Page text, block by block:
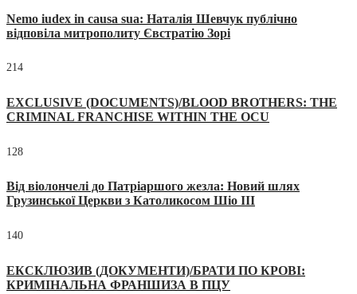
Nemo iudex in causa sua: Наталія Шевчук публічно
відповіла митрополиту Євстратію Зорі
214
EXCLUSIVE (DOCUMENTS)/BLOOD BROTHERS: THE
CRIMINAL FRANCHISE WITHIN THE OCU
128
Від віолончелі до Патріаршого жезла: Новий шлях
Грузинської Церкви з Католикосом Шіо III
140
ЕКСКЛЮЗИВ (ДОКУМЕНТИ)/БРАТИ ПО КРОВІ:
КРИМІНАЛЬНА ФРАНШИЗА В ПЦУ